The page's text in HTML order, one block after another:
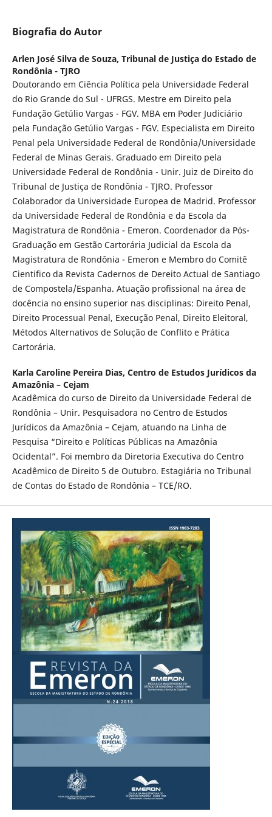
Biografia do Autor
Arlen José Silva de Souza, Tribunal de Justiça do Estado de
Rondônia - TJRO
Doutorando em Ciência Política pela Universidade Federal
do Rio Grande do Sul - UFRGS. Mestre em Direito pela
Fundação Getúlio Vargas - FGV. MBA em Poder Judiciário
pela Fundação Getúlio Vargas - FGV. Especialista em Direito
Penal pela Universidade Federal de Rondônia/Universidade
Federal de Minas Gerais. Graduado em Direito pela
Universidade Federal de Rondônia - Unir. Juiz de Direito do
Tribunal de Justiça de Rondônia - TJRO. Professor
Colaborador da Universidade Europea de Madrid. Professor
da Universidade Federal de Rondônia e da Escola da
Magistratura de Rondônia - Emeron. Coordenador da Pós-
Graduação em Gestão Cartorária Judicial da Escola da
Magistratura de Rondônia - Emeron e Membro do Comitê
Cientifico da Revista Cadernos de Dereito Actual de Santiago
de Compostela/Espanha. Atuação profissional na área de
docência no ensino superior nas disciplinas: Direito Penal,
Direito Processual Penal, Execução Penal, Direito Eleitoral,
Métodos Alternativos de Solução de Conflito e Prática
Cartorária.
Karla Caroline Pereira Dias, Centro de Estudos Jurídicos da
Amazônia – Cejam
Acadêmica do curso de Direito da Universidade Federal de
Rondônia – Unir. Pesquisadora no Centro de Estudos
Jurídicos da Amazônia – Cejam, atuando na Linha de
Pesquisa “Direito e Políticas Públicas na Amazônia
Ocidental”. Foi membro da Diretoria Executiva do Centro
Acadêmico de Direito 5 de Outubro. Estagiária no Tribunal
de Contas do Estado de Rondônia – TCE/RO.